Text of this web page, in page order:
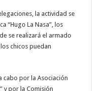
la actividad se
“Hugo La Nasa”, los
se realizará el armado
chicos puedan
cabo por la Asociación
y por la Comisión